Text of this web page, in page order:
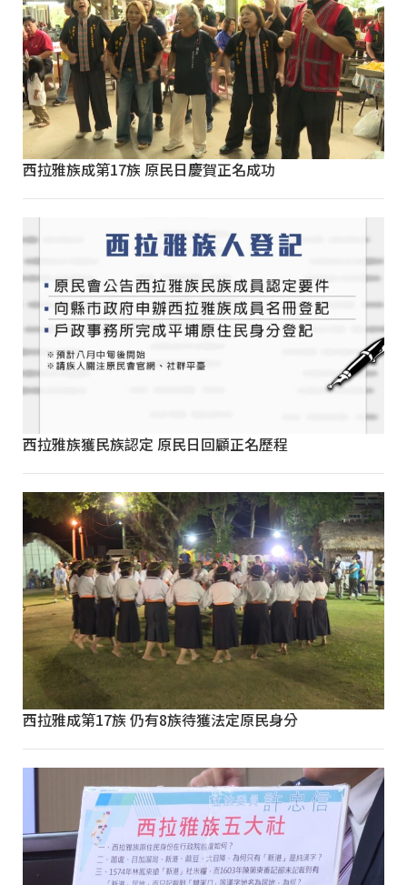
西拉雅族成第17族 原民日慶賀正名成功
西拉雅族獲民族認定 原民日回顧正名歷程
西拉雅成第17族 仍有8族待獲法定原民身分